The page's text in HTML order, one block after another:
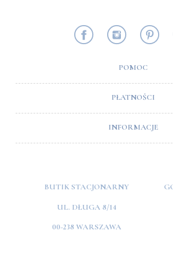
POMOC
PŁATNOŚCI
INFORMACJE
BUTIK STACJONARNY
UL. DŁUGA 8/14
00-238 WARSZAWA